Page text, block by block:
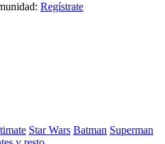
Regístrate
Star Wars Batman Superman